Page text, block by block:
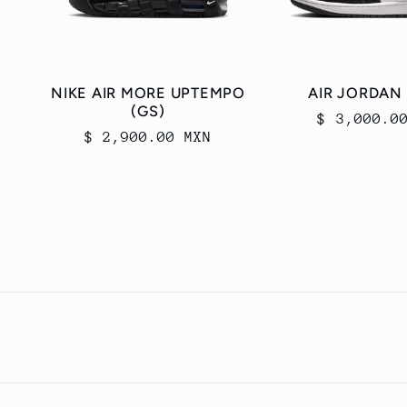
NIKE AIR MORE UPTEMPO
(GS)
Precio
$ 2,900.00 MXN
AIR JORDAN
Precio
$ 3,000.00